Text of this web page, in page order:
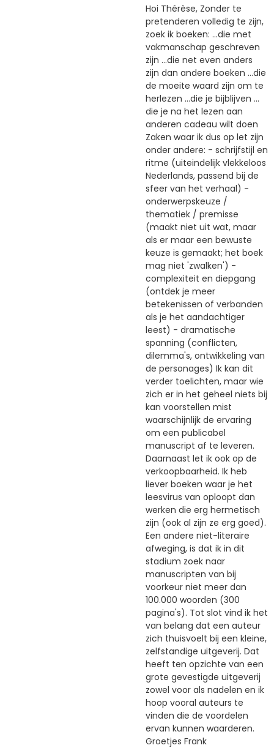
Hoi Thérèse, Zonder te
pretenderen volledig te zijn,
zoek ik boeken: …die met
vakmanschap geschreven
zijn …die net even anders
zijn dan andere boeken …die
de moeite waard zijn om te
herlezen …die je bijblijven …
die je na het lezen aan
anderen cadeau wilt doen
Zaken waar ik dus op let zijn
onder andere: - schrijfstijl en
ritme (uiteindelijk vlekkeloos
Nederlands, passend bij de
sfeer van het verhaal) -
onderwerpskeuze /
thematiek / premisse
(maakt niet uit wat, maar
als er maar een bewuste
keuze is gemaakt; het boek
mag niet 'zwalken') -
complexiteit en diepgang
(ontdek je meer
betekenissen of verbanden
als je het aandachtiger
leest) - dramatische
spanning (conflicten,
dilemma's, ontwikkeling van
de personages) Ik kan dit
verder toelichten, maar wie
zich er in het geheel niets bij
kan voorstellen mist
waarschijnlijk de ervaring
om een publicabel
manuscript af te leveren.
Daarnaast let ik ook op de
verkoopbaarheid. Ik heb
liever boeken waar je het
leesvirus van oploopt dan
werken die erg hermetisch
zijn (ook al zijn ze erg goed).
Een andere niet-literaire
afweging, is dat ik in dit
stadium zoek naar
manuscripten van bij
voorkeur niet meer dan
100.000 woorden (300
pagina's). Tot slot vind ik het
van belang dat een auteur
zich thuisvoelt bij een kleine,
zelfstandige uitgeverij. Dat
heeft ten opzichte van een
grote gevestigde uitgeverij
zowel voor als nadelen en ik
hoop vooral auteurs te
vinden die de voordelen
ervan kunnen waarderen.
Groetjes Frank